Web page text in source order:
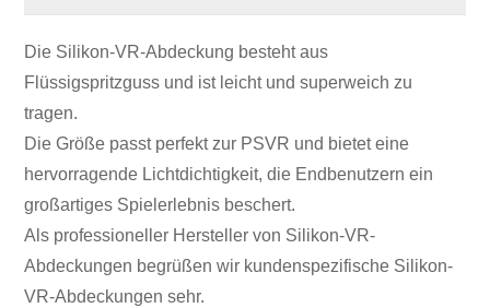
Die Silikon-VR-Abdeckung besteht aus
Flüssigspritzguss und ist leicht und superweich zu
tragen.
Die Größe passt perfekt zur PSVR und bietet eine
hervorragende Lichtdichtigkeit, die Endbenutzern ein
großartiges Spielerlebnis beschert.
Als professioneller Hersteller von Silikon-VR-
Abdeckungen begrüßen wir kundenspezifische Silikon-
VR-Abdeckungen sehr.